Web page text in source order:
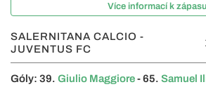
Více informací k zápasu
SALERNITANA CALCIO -
JUVENTUS FC
Góly: 39. Giulio Maggiore- 65. Samuel